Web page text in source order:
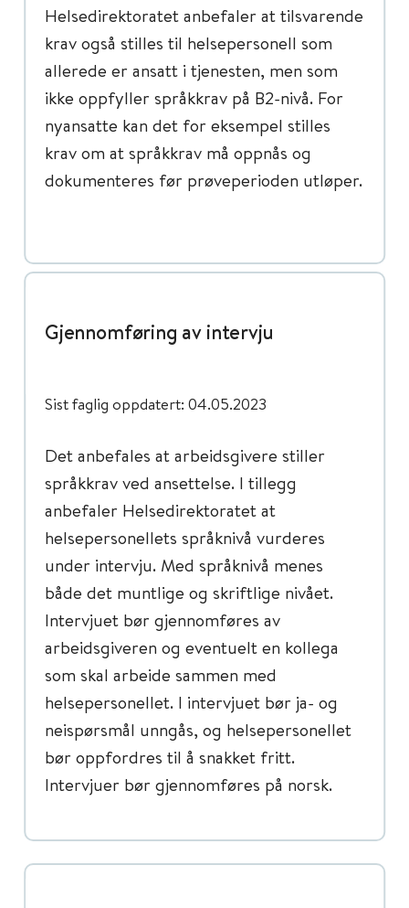
Helsedirektoratet anbefaler at tilsvarende
krav også stilles til helsepersonell som
allerede er ansatt i tjenesten, men som
ikke oppfyller språkkrav på B2-nivå. For
nyansatte kan det for eksempel stilles
krav om at språkkrav må oppnås og
dokumenteres før prøveperioden utløper.
Gjennomføring av intervju
Sist faglig oppdatert: 04.05.2023
Det anbefales at arbeidsgivere stiller
språkkrav ved ansettelse. I tillegg
anbefaler Helsedirektoratet at
helsepersonellets språknivå vurderes
under intervju. Med språknivå menes
både det muntlige og skriftlige nivået.
Intervjuet bør gjennomføres av
arbeidsgiveren og eventuelt en kollega
som skal arbeide sammen med
helsepersonellet. I intervjuet bør ja- og
neispørsmål unngås, og helsepersonellet
bør oppfordres til å snakket fritt.
Intervjuer bør gjennomføres på norsk.